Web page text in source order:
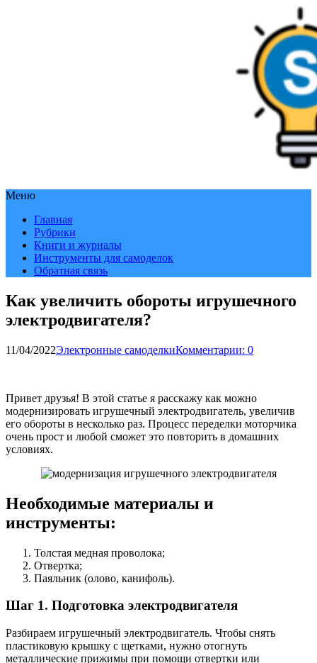
Меню
Главная
Рубрики
Книги и журналы
Инструменты для самоделок
Обратная связь
Как увеличить обороты игрушечного
электродвигателя?
11/04/2022Электронные самоделкиКомментарии: 0
Привет друзья! В этой статье я расскажу как можно
модернизировать игрушечный электродвигатель, увеличив
его обороты в несколько раз. Процесс переделки моторчика
очень прост и любой сможет это повторить в домашних
условиях.
Необходимые материалы и
инструменты:
Толстая медная проволока;
Отвертка;
Паяльник (олово, канифоль).
Шаг 1. Подготовка электродвигателя
Разбираем игрушечный электродвигатель. Чтобы снять
пластиковую крышку с щетками, нужно отогнуть
металлические прижимы при помощи отвертки или